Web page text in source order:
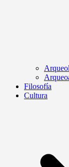
Filosofía
Cultura